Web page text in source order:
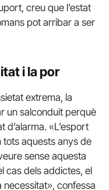
creu que l’estat
pot arribar a ser
i la por
extrema, la
un salconduit perquè
«L’esport
tots aquests anys de
sense aquesta
cas dels addictes, el
necessitat», confessa